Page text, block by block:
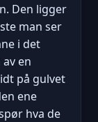
Den ligger
man ser
i det
en
på gulvet
ene
hva de